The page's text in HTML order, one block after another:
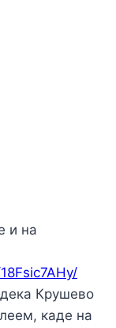
и на
Крушево
каде на